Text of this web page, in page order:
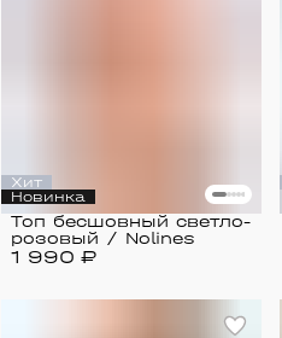
Хит
Новинка
1 990 ₽
Топ бесшовный светло-
розовый / Nolines